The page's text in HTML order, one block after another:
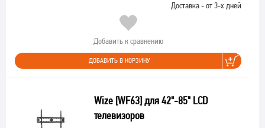
Доставка - от 3-х дней
Добавить к сравнению
ДОБАВИТЬ В КОРЗИНУ
Wize [WF63] для 42"-85" LCD
телевизоров